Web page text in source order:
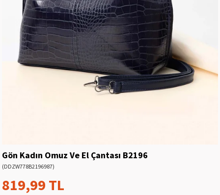
Gön Kadın Omuz Ve El Çantası B2196
(DDZW778B2196987)
819,99 TL